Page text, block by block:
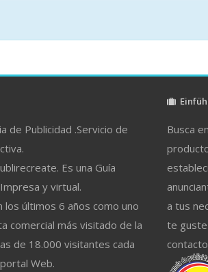
de Publicidad .Servicio de
Es una Guía
y virtual.
los últimos 6 años como uno
comercial más visitado de la
de 18.000 visitantes cada
Web.
Busca
a tus
te guste